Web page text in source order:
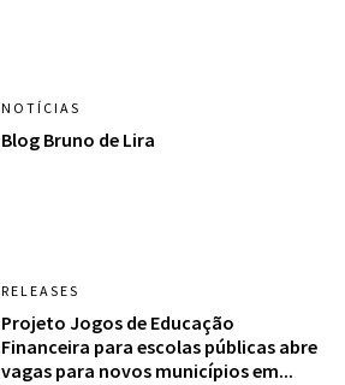
NOTÍCIAS
Blog Bruno de Lira
RELEASES
Projeto Jogos de Educação
Financeira para escolas públicas abre
vagas para novos municípios em...